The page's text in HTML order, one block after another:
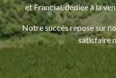
et Francial, dédiée à la
Notre succès repose sur
satisfaire